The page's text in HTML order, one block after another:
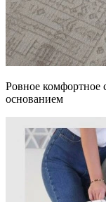
Ровное комфортное
основанием